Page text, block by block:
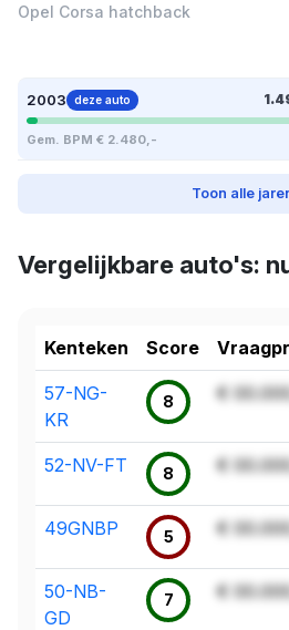
Opel Corsa hatchback
2003 deze auto
Gem. BPM € 2.480,-
Toon alle
Vergelijkbare auto's:
Kenteken Score
57-NG-
KR
8 €
52-NV-FT 8 €
49GNBP 5 €
50-NB-
GD
7 €